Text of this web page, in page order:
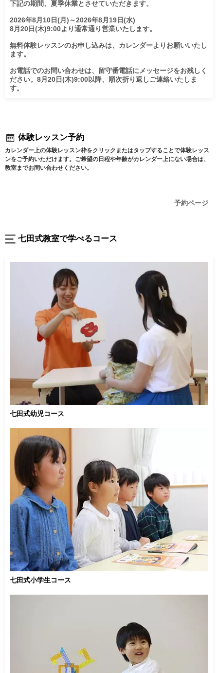
下記の期間、夏季休業とさせていただきます。
2026年8月10日(月)～2026年8月19日(水)
8月20日(木)9:00より通常通り営業いたします。
無料体験レッスンのお申し込みは、カレンダーよりお願いいたし
ます。
お電話でのお問い合わせは、留守番電話にメッセージをお残しく
ださい。8月20日(木)9:00以降、順次折り返しご連絡いたしま
す。
体験レッスン予約
カレンダー上の体験レッスン枠をクリックまたはタップすることで体験レッス
ンをご予約いただけます。ご希望の日程や年齢がカレンダー上にない場合は、
教室までお問い合わせください。
予約ページ
七田式教室で学べるコース
七田式幼児コース
七田式小学生コース